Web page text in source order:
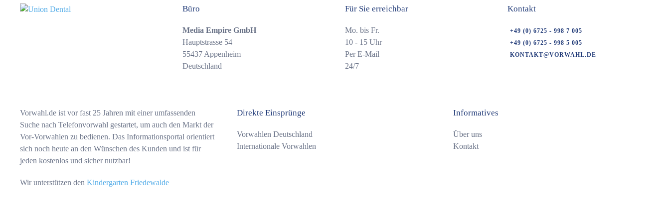
Büro
Media Empire GmbH
Hauptstrasse 54
55437 Appenheim
Deutschland
Kontakt
+49 (0) 6725 - 998 7 005
+49 (0) 6725 - 998 5 005
KONTAKT@VORWAHL.DE
Für Sie erreichbar
Mo. bis Fr.
10 - 15 Uhr
Per E-Mail
24/7
Vorwahl.de ist vor fast 25 Jahren mit einer umfassenden
Suche nach Telefonvorwahl gestartet, um auch den Markt der
Vor-Vorwahlen zu bedienen. Das Informationsportal orientiert
sich noch heute an den Wünschen des Kunden und ist für
jeden kostenlos und sicher nutzbar!
Wir unterstützen den Kindergarten Friedewalde
Direkte Einsprünge
Vorwahlen Deutschland
Internationale Vorwahlen
Informatives
Über uns
Kontakt